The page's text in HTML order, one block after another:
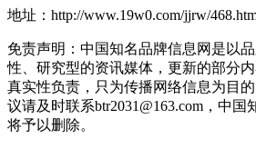
地址：http://www.19w0.com/jjrw/
免责声明：中国知名品牌信息网是以
性、研究型的资讯媒体，更新的部分
真实性负责，只为传播网络信息为目
议请及时联系btr2031@163.com，中
将予以删除。